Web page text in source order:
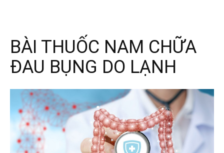
BÀI THUỐC NAM CHỮA
ĐAU BỤNG DO LẠNH